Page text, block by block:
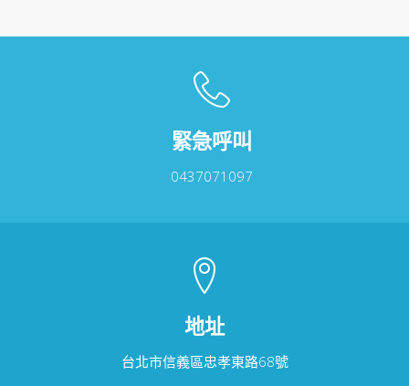
緊急呼叫
0437071097
地址
台北市信義區忠孝東路68號